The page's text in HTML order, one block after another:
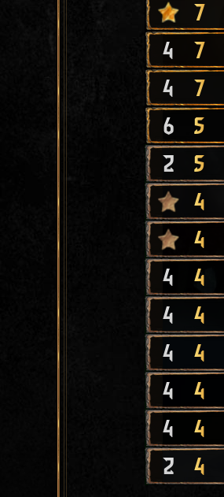
7
4 7
4 7
6 5
2 5
4
4
4 4
4 4
4 4
4 4
4 4
2 4